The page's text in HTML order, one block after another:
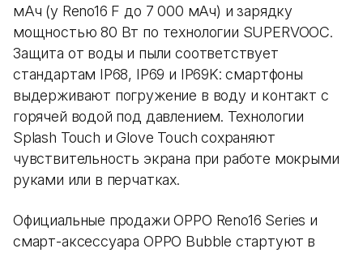
мАч (у Reno16 F до 7 000 мАч) и зарядку
мощностью 80 Вт по технологии SUPERVOOC.
Защита от воды и пыли соответствует
стандартам IP68, IP69 и IP69K: смартфоны
выдерживают погружение в воду и контакт с
горячей водой под давлением. Технологии
Splash Touch и Glove Touch сохраняют
чувствительность экрана при работе мокрыми
руками или в перчатках.
Официальные продажи OPPO Reno16 Series и
смарт-аксессуара OPPO Bubble стартуют в